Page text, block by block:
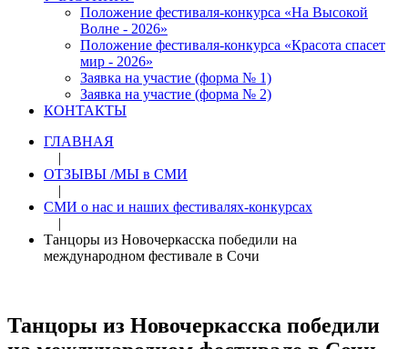
Положение фестиваля-конкурса «На Высокой
Волне - 2026»
Положение фестиваля-конкурса «Красота спасет
мир - 2026»
Заявка на участие (форма № 1)
Заявка на участие (форма № 2)
КОНТАКТЫ
ГЛАВНАЯ
|
ОТЗЫВЫ /МЫ в СМИ
|
СМИ о нас и наших фестивалях-конкурсах
|
Танцоры из Новочеркасска победили на
международном фестивале в Сочи
Танцоры из Новочеркасска победили